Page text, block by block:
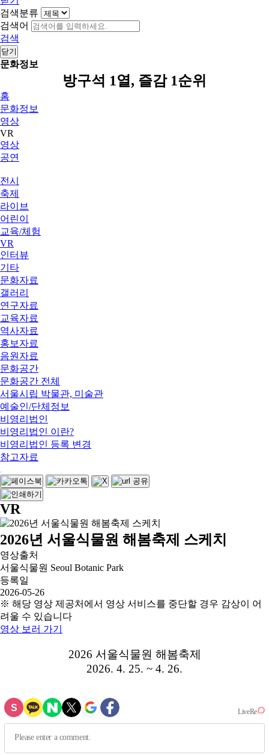
검색분류
검색어
검색
닫기
문화정보
방구석 1열, 즐감 1순위
홈
문화정보
영상
VR
영상
공연
전시
축제
라이브
어린이
교육/체험
VR
인터뷰
기타
문화자료
갤러리
연구자료
교육자료
역사자료
홍보자료
음원자료
문화공간
문화공간 전체
서울시립 박물관, 미술관
예술인/단체정보
비영리법인
비영리법인 이란?
비영리법인 등록 변경
참고자료
VR
2026년 서울식물원 해봄축제 스케치
영상출처
서울식물원 Seoul Botanic Park
등록일
2026-05-26
※ 해당 영상 제공처에서 영상 서비스를 중단할 경우 감상이 어
려울 수 있습니다
영상 보러 가기
2026 서울식물원 해봄축제
2026. 4. 25. ~ 4. 26.